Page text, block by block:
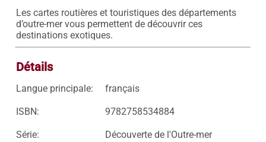
Les cartes routières et touristiques des départements
d’outre-mer vous permettent de découvrir ces
destinations exotiques.
Détails
Langue principale: français
ISBN: 9782758534884
Série: Découverte de l'Outre-mer